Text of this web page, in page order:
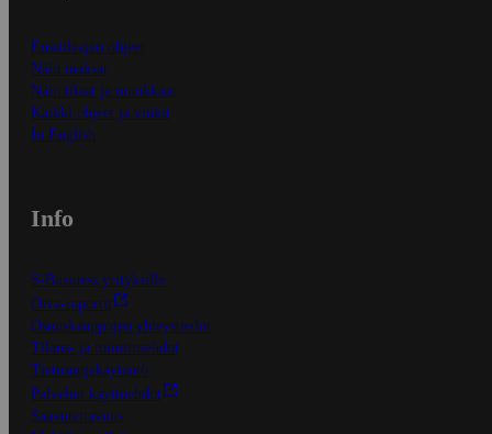
Ensitilaajan ohjeet
Näin maksat
Näin tilaat ja muokkaat
Kaikki ohjeet ja vinkit
In English
Info
S-Business yrityksille
Oiva-raportit
Osuuskauppojen yhteystiedot
Tilaus- ja toimitusehdot
Tietosuojakäytäntö
Palvelun käyttöehdot
Saavutettavuus